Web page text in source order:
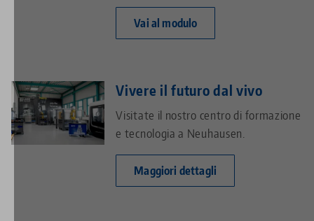
Vai al modulo
Vivere il futuro dal vivo
Visitate il nostro centro di formazione
e tecnologia a Neuhausen.
Maggiori dettagli